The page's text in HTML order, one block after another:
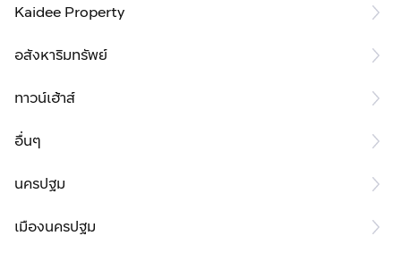
Kaidee Property
อสังหาริมทรัพย์
ทาวน์เฮ้าส์
อื่นๆ
นครปฐม
เมืองนครปฐม